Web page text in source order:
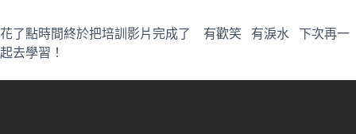
花了點時間終於把培訓影片完成了 有歡笑 有淚水 下次再一
起去學習！